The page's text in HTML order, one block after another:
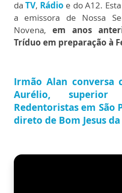
daTV, Rádio e do A12.
a emissora de Nossa
Novena, em anos
Tríduo em preparação à
Irmão Alan conversa
Aurélio, superior
Redentoristas em São
direto de Bom Jesus da